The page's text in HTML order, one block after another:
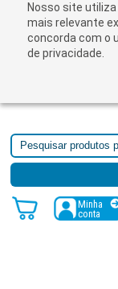
Nosso site
mais relevante
concorda com o
de privacidade.
Minha
conta